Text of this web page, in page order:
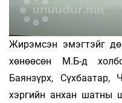
Жирэмсэн эмэгтэйг
хөнөөсөн М.Б-д
Баянзүрх, Сүхбаатар,
хэргийн анхан шатны